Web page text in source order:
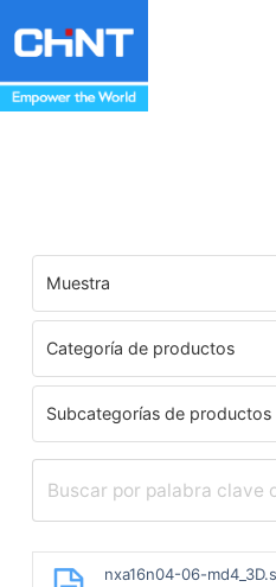
Muestra
Categoría de productos
Subcategorías de productos
nxa16n04-06-